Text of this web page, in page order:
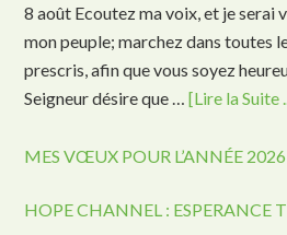
8 août Ecoutez ma voix, et je serai
mon peuple; marchez dans toutes
prescris, afin que vous soyez
Seigneur désire que …[Lire la Suite
MES VŒUX POUR L’ANNÉE 2026
HOPE CHANNEL : ESPERANCE